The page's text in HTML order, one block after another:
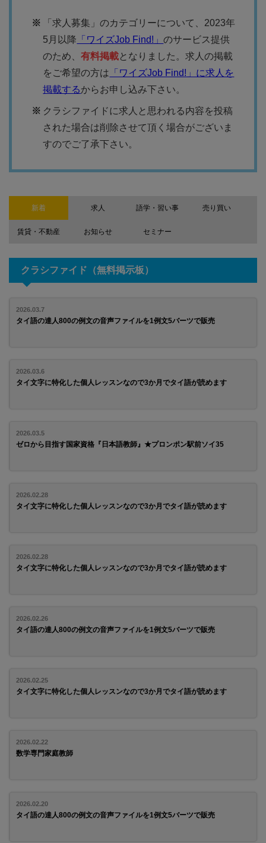
「求人募集」のカテゴリーについて、2023年
5月以降 「ワイズJob Find!」のサービス提供
のため、有料掲載となりました。求人の掲載
をご希望の方は 「ワイズJob Find!」に求人を
掲載するからお申し込み下さい。
クラシファイドに求人と思われる内容を投稿
された場合は削除させて頂く場合がございま
すのでご了承下さい。
新着 求人 語学・習い事 売り買い
賃貸・不動産 お知らせ セミナー
クラシファイド（無料掲示板）
2026.03.7
タイ語の達人800の例文の音声ファイルを1例文5バーツで販売
2026.03.6
タイ文字に特化した個人レッスンなので3か月でタイ語が読めます
2026.03.5
ゼロから目指す国家資格『日本語教師』★プロンポン駅前ソイ35
2026.02.28
タイ文字に特化した個人レッスンなので3か月でタイ語が読めます
2026.02.28
タイ文字に特化した個人レッスンなので3か月でタイ語が読めます
2026.02.26
タイ語の達人800の例文の音声ファイルを1例文5バーツで販売
2026.02.25
タイ文字に特化した個人レッスンなので3か月でタイ語が読めます
2026.02.22
数学専門家庭教師
2026.02.20
タイ語の達人800の例文の音声ファイルを1例文5バーツで販売